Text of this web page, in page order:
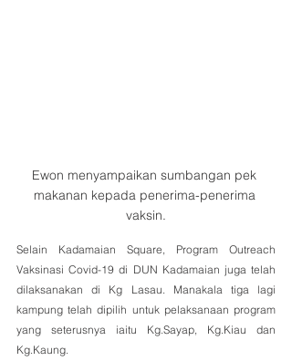
Ewon menyampaikan sumbangan pek
makanan kepada penerima-penerima
vaksin.
Selain Kadamaian Square, Program Outreach
Vaksinasi Covid-19 di DUN Kadamaian juga telah
dilaksanakan di Kg Lasau. Manakala tiga lagi
kampung telah dipilih untuk pelaksanaan program
yang seterusnya iaitu Kg.Sayap, Kg.Kiau dan
Kg.Kaung.